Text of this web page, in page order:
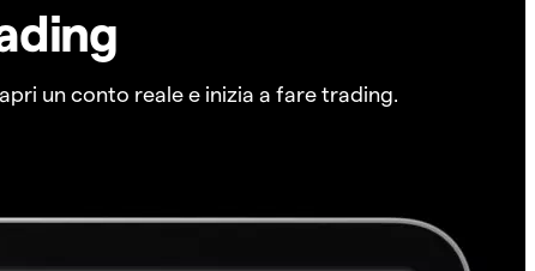
un conto reale e inizia a fare trading.